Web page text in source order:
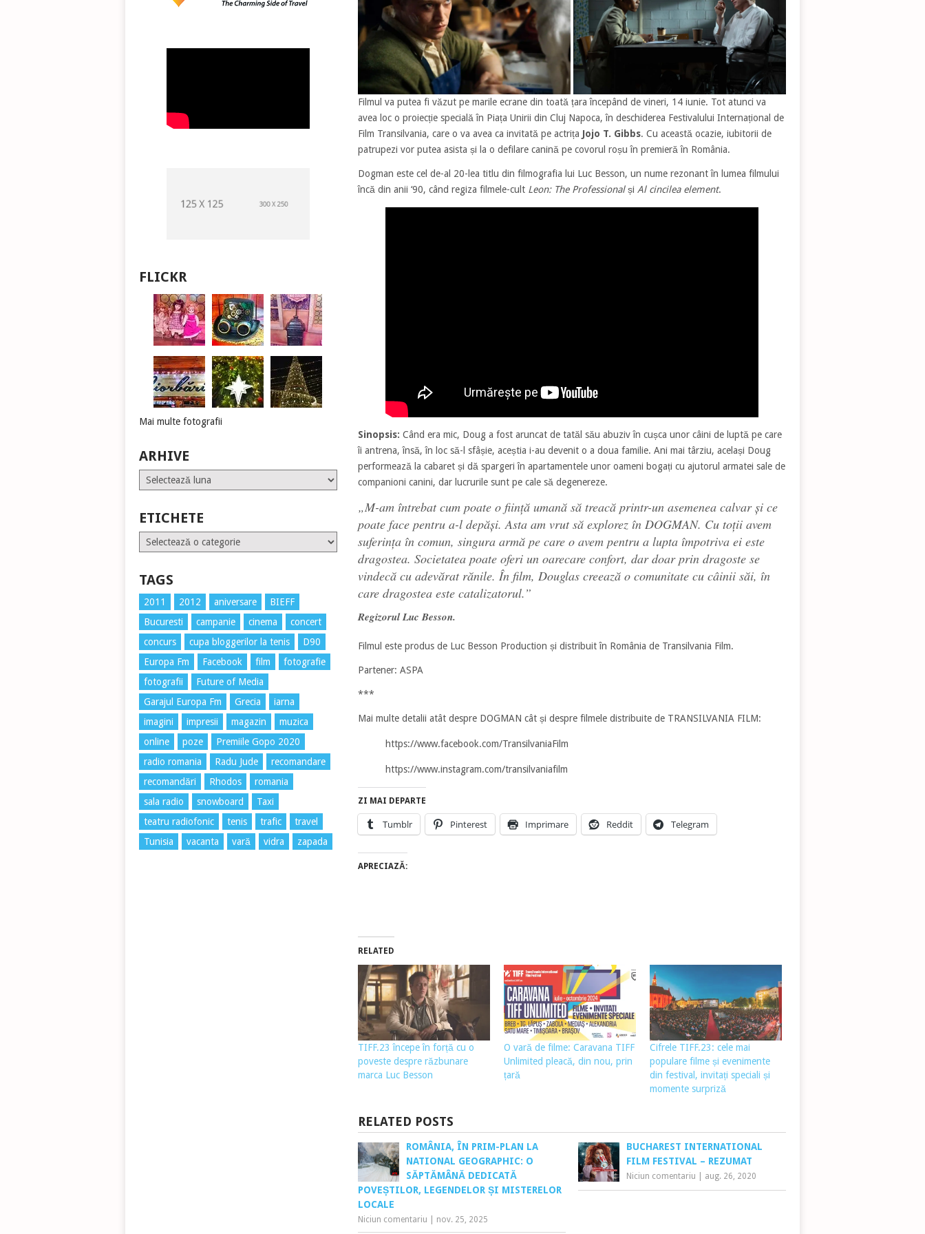
Filmul va putea fi văzut pe marile ecrane din toată țara începând de vineri, 14 iunie. Tot atunci va
avea loc o proiecție specială în Piața Unirii din Cluj Napoca, în deschiderea Festivalului Internațional de
Film Transilvania, care o va avea ca invitată pe actrița Jojo T. Gibbs. Cu această ocazie, iubitorii de
patrupezi vor putea asista și la o defilare canină pe covorul roșu în premieră în România.
Dogman este cel de-al 20-lea titlu din filmografia lui Luc Besson, un nume rezonant în lumea filmului
încă din anii ‘90, când regiza filmele-cult Leon: The Professionalși Al cincilea element.
Sinopsis: Când era mic, Doug a fost aruncat de tatăl său abuziv în cușca unor câini de luptă pe care
îi antrena, însă, în loc să-l sfâșie, aceștia i-au devenit o a doua familie. Ani mai târziu, același Doug
performează la cabaret și dă spargeri în apartamentele unor oameni bogați cu ajutorul armatei sale de
companioni canini, dar lucrurile sunt pe cale să degenereze.
„M-am întrebat cum poate o ființă umană să treacă printr-un asemenea calvar și ce
poate face pentru a-l depăși. Asta am vrut să explorez în DOGMAN. Cu toții avem
suferința în comun, singura armă pe care o avem pentru a lupta împotriva ei este
dragostea. Societatea poate oferi un oarecare confort, dar doar prin dragoste se
vindecă cu adevărat rănile. În film, Douglas creează o comunitate cu câinii săi, în
care dragostea este catalizatorul.”
Regizorul Luc Besson.
Filmul este produs de Luc Besson Production și distribuit în România de Transilvania Film.
Partener: ASPA
***
Mai multe detalii atât despre DOGMAN cât și despre filmele distribuite de TRANSILVANIA FILM:
https://www.facebook.com/TransilvaniaFilm
https://www.instagram.com/transilvaniafilm
ZI MAI DEPARTE
Tumblr Pinterest Imprimare Reddit Telegram
APRECIAZĂ:
RELATED
TIFF.23 începe în forță cu o
poveste despre răzbunare
marca Luc Besson
O vară de filme: Caravana TIFF
Unlimited pleacă, din nou, prin
țară
Cifrele TIFF.23: cele mai
populare filme și evenimente
din festival, invitați speciali și
momente surpriză
RELATED POSTS
ROMÂNIA, ÎN PRIM-PLAN LA
NATIONAL GEOGRAPHIC: O
SĂPTĂMÂNĂ DEDICATĂ
POVEȘTILOR, LEGENDELOR ȘI MISTERELOR
LOCALE
Niciun comentariu nov. 25, 2025
BUCHAREST INTERNATIONAL
FILM FESTIVAL – REZUMAT
Niciun comentariu aug. 26, 2020
FLICKR
Mai multe fotografii
ARHIVE
Arhive
ETICHETE
Etichete
TAGS
2011 2012 aniversare
BIEFF
Bucuresti
campanie cinema
concert
concurs
cupa bloggerilor la tenis
D90
Europa Fm
Facebook film
fotografie
fotografii
Future of Media
Garajul Europa Fm
Grecia
iarna
imagini
impresii magazin
muzica
online
poze
Premiile Gopo 2020
radio romania
Radu Jude
recomandare
recomandări
Rhodos
romania
sala radio
snowboard
Taxi
teatru radiofonic
tenis trafic
travel
Tunisia
vacanta vară vidra zapada